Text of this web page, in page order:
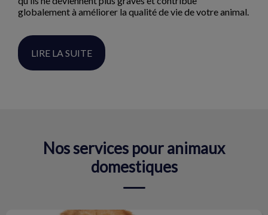
globalement à améliorer la qualité de vie de votre animal.
LIRE LA SUITE
Nos services pour animaux
domestiques